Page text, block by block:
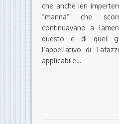
che anche ieri
“manna” che
continuavano a
questo e di quel
l’appellativo di
applicabile…